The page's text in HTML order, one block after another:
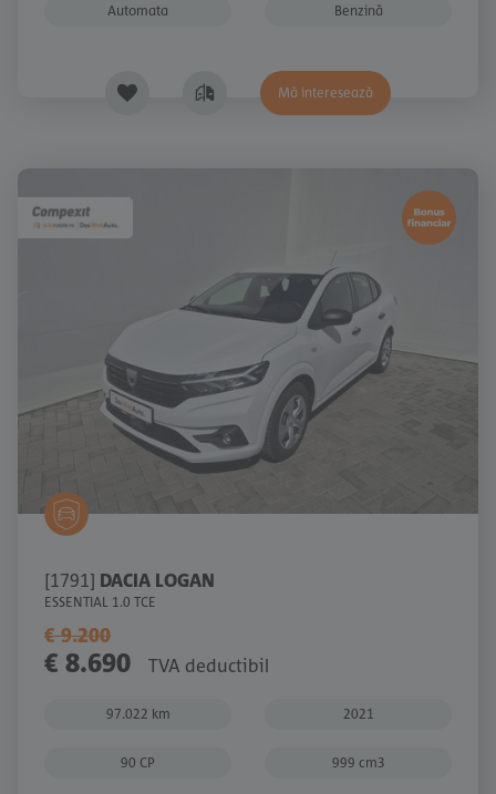
Automata Benzină
Mă interesează
[1791] DACIA LOGAN
ESSENTIAL 1.0 TCE
€ 9.200
€ 8.690 TVA deductibil
97.022 km 2021
90 CP 999 cm3